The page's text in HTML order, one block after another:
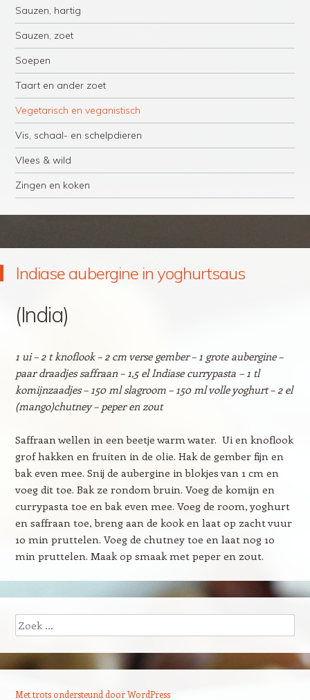
Sauzen, hartig
Sauzen, zoet
Soepen
Taart en ander zoet
Vegetarisch en veganistisch
Vis, schaal- en schelpdieren
Vlees & wild
Zingen en koken
Indiase aubergine in yoghurtsaus
(India)
1 ui – 2 t knoflook – 2 cm verse gember – 1 grote aubergine –
paar draadjes saffraan – 1,5 el Indiase currypasta – 1 tl
komijnzaadjes – 150 ml slagroom – 150 ml volle yoghurt – 2 el
(mango)chutney – peper en zout
Saffraan wellen in een beetje warm water. Ui en knoflook
grof hakken en fruiten in de olie. Hak de gember fijn en
bak even mee. Snij de aubergine in blokjes van 1 cm en
voeg dit toe. Bak ze rondom bruin. Voeg de komijn en
currypasta toe en bak even mee. Voeg de room, yoghurt
en saffraan toe, breng aan de kook en laat op zacht vuur
10 min pruttelen. Voeg de chutney toe en laat nog 10
min pruttelen. Maak op smaak met peper en zout.
Zoeken
Met trots ondersteund door WordPress